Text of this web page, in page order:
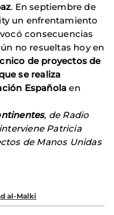
. En septiembre de
un enfrentamiento
consecuencias
no resueltas hoy en
de proyectos de
se realiza
Española en
, de Radio
Patricia
de Manos Unidas
al-Malki